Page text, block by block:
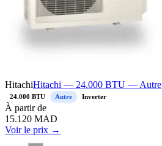
HitachiHitachi — 24.000 BTU — Autre
24.000 BTU Autre Inverter
À partir de
15.120 MAD
Voir le prix →